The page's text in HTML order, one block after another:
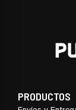
PRODUCTOS